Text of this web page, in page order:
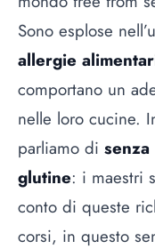
Sono esplose
allergie
comportano un
nelle loro cucine.
parliamo di
glutine: i maestri
conto di queste
corsi, in questo